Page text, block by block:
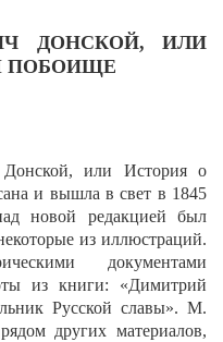
ДОНСКОЙ, ИЛИ
ПОБОИЩЕ
или История о
и вышла в свет в 1845
новой редакцией был
из иллюстраций.
документами
из книги: «Димитрий
Русской славы». М.
других материалов,